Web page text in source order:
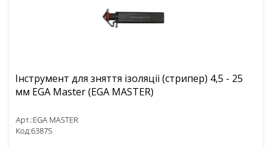
Інструмент для зняття ізоляціі (стрипер) 4,5 - 25
мм EGA Master (EGA MASTER)
Арт.:EGA MASTER
Код:63875